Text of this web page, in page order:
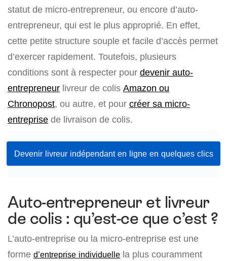
statut de micro-entrepreneur, ou encore d’auto-
entrepreneur, qui est le plus approprié. En effet,
cette petite structure souple et facile d’accès permet
d’exercer rapidement. Toutefois, plusieurs
conditions sont à respecter pour devenir auto-
entrepreneur livreur de colis Amazon ou
Chronopost, ou autre, et pour créer sa micro-
entreprise de livraison de colis.
Devenir livreur indépendant en ligne en quelques clics
Auto-entrepreneur et livreur
de colis : qu’est-ce que c’est ?
L’auto-entreprise ou la micro-entreprise est une
forme d’entreprise individuelle la plus couramment